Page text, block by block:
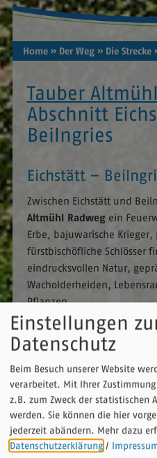
Home » Der Weg » Die Strecke
Tauber
Abschnitt
Beilngries
Eichstätt –
Zwischen Eichstätt und
Altmühl Radwegein
Erbe, bajuwarische
fürstbischöfliche Schlösser
eindrucksvollen Natur,
Wacholderheiden,
Pflanzen.
Länge:
45 km
Aufstieg:
Wird
Abstieg:
Einstellungen
Datenschutz
Beim Besuch unserer Website
verarbeitet. Mit Ihrer
z.B. zum Zweck der statistischen
werden. Sie können die hier
jederzeit abändern. Mehr dazu
Datenschutzerklärung /